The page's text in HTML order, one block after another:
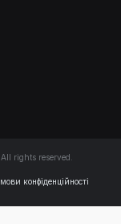
rights reserved.
конфіденційності